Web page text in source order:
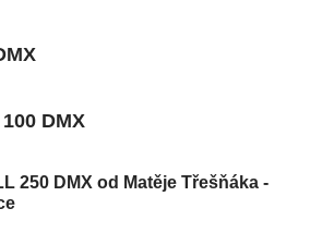
DMX
250 DMX od Matěje Třešňáka -